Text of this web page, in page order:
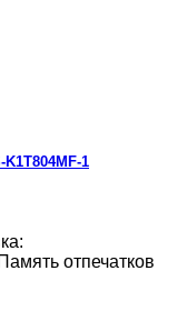
1
отпечатков